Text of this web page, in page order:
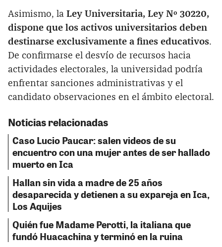
Asimismo, la Ley Universitaria, Ley Nº 30220,
dispone que los activos universitarios deben
destinarse exclusivamente a fines educativos.
De confirmarse el desvío de recursos hacia
actividades electorales, la universidad podría
enfrentar sanciones administrativas y el
candidato observaciones en el ámbito electoral.
Noticias relacionadas
Caso Lucio Paucar: salen videos de su
encuentro con una mujer antes de ser hallado
muerto en Ica
Hallan sin vida a madre de 25 años
desaparecida y detienen a su expareja en Ica,
Los Aquijes
Quién fue Madame Perotti, la italiana que
fundó Huacachina y terminó en la ruina